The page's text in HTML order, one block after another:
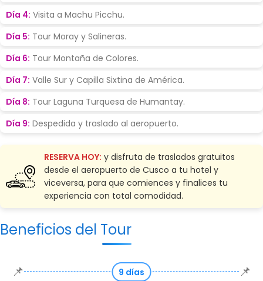
Día 4: Visita a Machu Picchu.
Día 5: Tour Moray y Salineras.
Día 6: Tour Montaña de Colores.
Día 7: Valle Sur y Capilla Sixtina de América.
Día 8: Tour Laguna Turquesa de Humantay.
Día 9: Despedida y traslado al aeropuerto.
RESERVA HOY: y disfruta de traslados gratuitos
desde el aeropuerto de Cusco a tu hotel y
viceversa, para que comiences y finalices tu
experiencia con total comodidad.
Beneficios del Tour
📌 9 días 📌